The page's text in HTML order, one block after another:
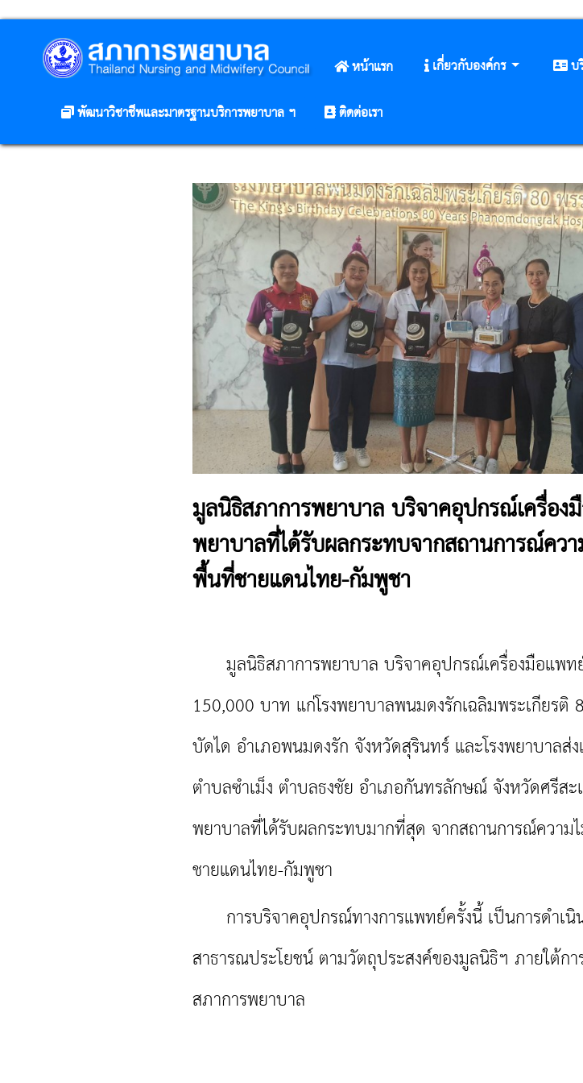
หน้าแรก เกี่ยวกับองค์กร บ
พัฒนาวิชาชีพและมาตรฐานบริการพยาบาล ฯ
ติดต่อเรา
มูลนิธิสภาการพยาบาล บริจาคอุปกรณ์เครื่อง
พยาบาลที่ได้รับผลกระทบจากสถานการณ์ควา
พื้นที่ชายแดนไทย-กัมพูชา
มูลนิธิสภาการพยาบาล บริจาคอุปกรณ์เครื่องมือแพท
150,000 บาท แก่โรงพยาบาลพนมดงรักเฉลิมพระเกียรติ
บัดได อำเภอพนมดงรัก จังหวัดสุรินทร์ และโรงพยาบาลส่
ตำบลซำเม็ง ตำบลธงชัย อำเภอกันทรลักษณ์ จังหวัดศรีสะ
พยาบาลที่ได้รับผลกระทบมากที่สุด จากสถานการณ์ความ
ชายแดนไทย-กัมพูชา
การบริจาคอุปกรณ์ทางการแพทย์ครั้งนี้ เป็นการดำเนิ
สาธารณประโยชน์ ตามวัตถุประสงค์ของมูลนิธิฯ ภายใต้กา
สภาการพยาบาล